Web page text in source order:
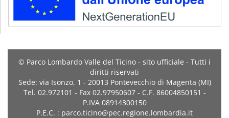
© Parco Lombardo Valle del Ticino - sito ufficiale - Tutti i
diritti riservati
Sede: via Isonzo, 1 - 20013 Pontevecchio di Magenta (MI)
Tel. 02.972101 - Fax 02.97950607 - C.F. 86004850151 -
P.IVA 08914300150
P.E.C. : parco.ticino@pec.regione.lombardia.it